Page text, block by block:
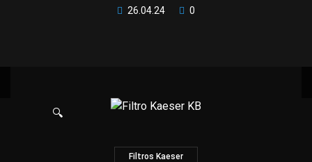
26.04.24 0
🔍
Filtros Kaeser